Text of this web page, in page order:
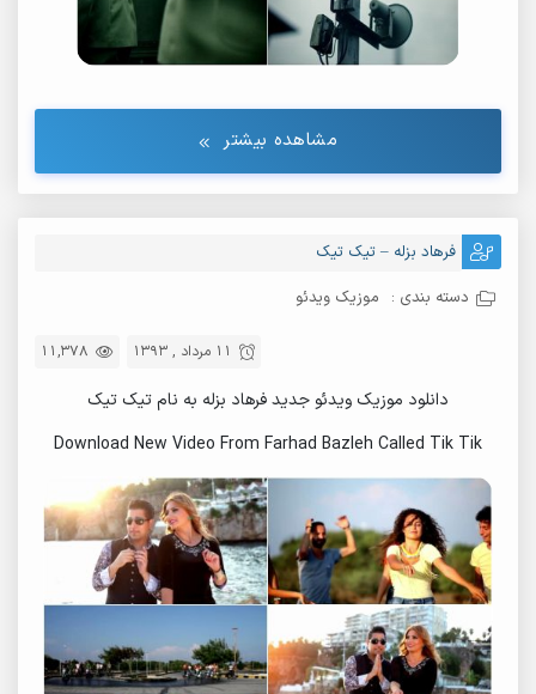
مشاهده بیشتر
فرهاد بزله – تیک تیک
دسته بندی : موزیک ویدئو
11,378 11 مرداد , 1393
دانلود موزیک ویدئو جدید فرهاد بزله به نام تیک تیک
Download New Video From Farhad Bazleh Called Tik Tik